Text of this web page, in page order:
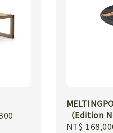
（Edition
Regular
NT$